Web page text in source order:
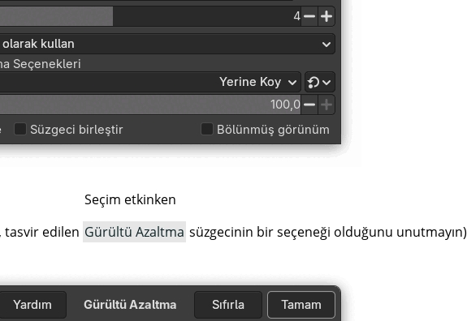
Seçim etkinken
tasvir edilen Gürültü Azaltma süzgecinin bir seçeneği olduğunu unutmayın)